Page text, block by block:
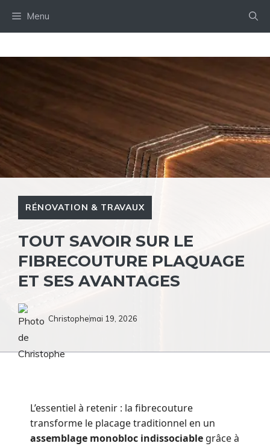
Menu
RÉNOVATION & TRAVAUX
TOUT SAVOIR SUR LE
FIBRECOUTURE PLAQUAGE
ET SES AVANTAGES
Christophemai 19, 2026
L’essentiel à retenir : la fibrecouture
transforme le placage traditionnel en un
assemblage monobloc indissociable grâce à